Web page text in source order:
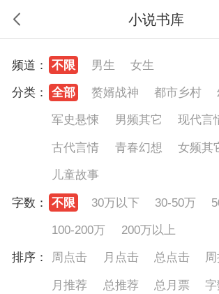
小说书库
频道： 不限 男生
女生
分类：
全部 赘婿战神 都市乡村
军史悬悚
男频其它
现代言
古代言情
青春幻想
女频其
儿童故事
字数：
不限 30万以下 30-50万
100-200万
200万以上
排序：
周点击 月点击 总点击
月推荐
总推荐 总月票